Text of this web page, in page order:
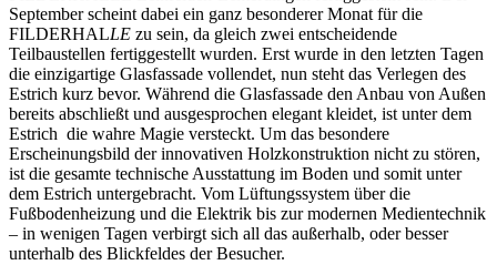
September scheint dabei ein ganz besonderer Monat für die
FILDERHALLE zu sein, da gleich zwei entscheidende
Teilbaustellen fertiggestellt wurden. Erst wurde in den letzten Tagen
die einzigartige Glasfassade vollendet, nun steht das Verlegen des
Estrich kurz bevor. Während die Glasfassade den Anbau von Außen
bereits abschließt und ausgesprochen elegant kleidet, ist unter dem
Estrich die wahre Magie versteckt. Um das besondere
Erscheinungsbild der innovativen Holzkonstruktion nicht zu stören,
ist die gesamte technische Ausstattung im Boden und somit unter
dem Estrich untergebracht. Vom Lüftungssystem über die
Fußbodenheizung und die Elektrik bis zur modernen Medientechnik
– in wenigen Tagen verbirgt sich all das außerhalb, oder besser
unterhalb des Blickfeldes der Besucher.